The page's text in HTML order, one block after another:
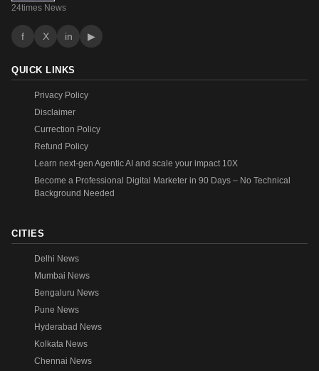
24times News
f X in ▶
QUICK LINKS
Privacy Policy
Disclaimer
Currection Policy
Refund Policy
Learn next-gen Agentic AI and scale your impact 10X
Become a Professional Digital Marketer in 90 Days – No Technical
Background Needed
CITIES
Delhi News
Mumbai News
Bengaluru News
Pune News
Hyderabad News
Kolkata News
Chennai News